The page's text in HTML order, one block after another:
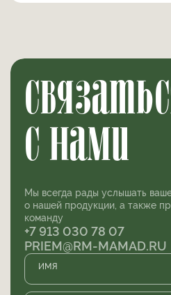
с нами
ИМЯ
Мы всегда рады услышать
о нашей продукции, а также
команду
+7 913 030 78 07
PRIEM@RM-MAMAD.RU